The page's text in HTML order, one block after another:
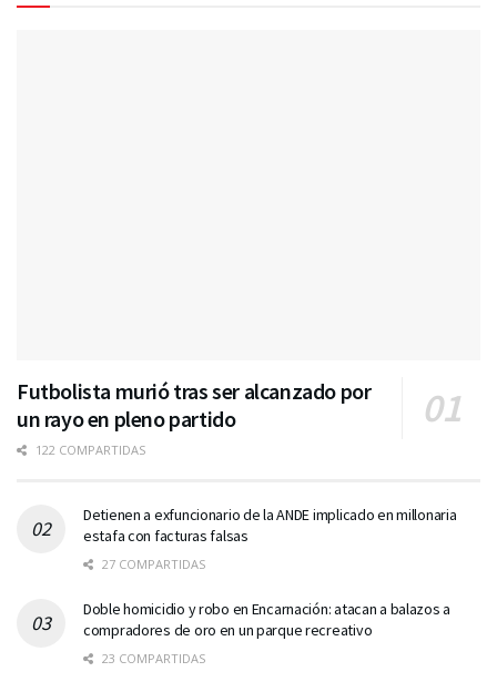
Futbolista murió tras ser alcanzado por
un rayo en pleno partido
122 COMPARTIDAS
Detienen a exfuncionario de la ANDE implicado en millonaria
estafa con facturas falsas
27 COMPARTIDAS
Doble homicidio y robo en Encarnación: atacan a balazos a
compradores de oro en un parque recreativo
23 COMPARTIDAS